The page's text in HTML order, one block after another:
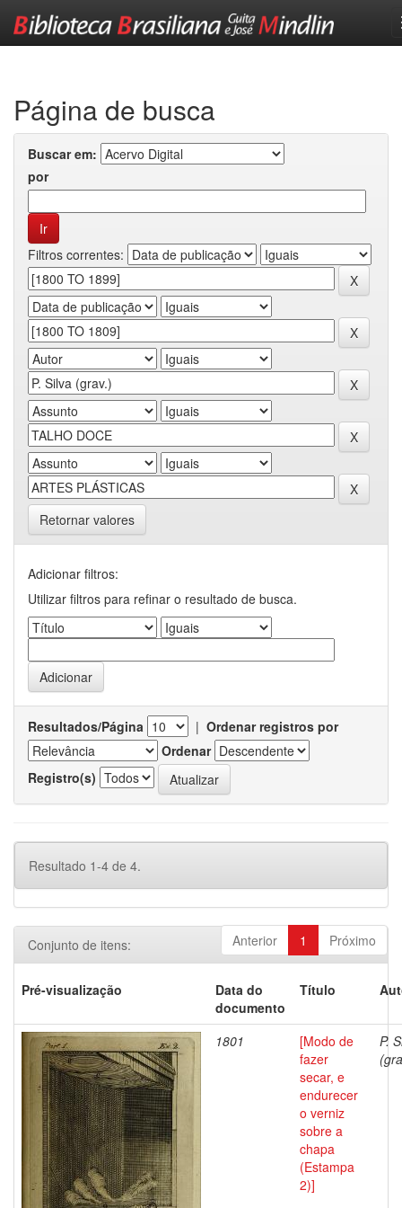
Página de busca
Buscar em:
por
Filtros correntes:
Retornar valores
Adicionar filtros:
Utilizar filtros para refinar o resultado de busca.
Resultados/Página | Ordenar registros por
Ordenar
Registro(s)
Resultado 1-4 de 4.
Anterior 1 Próximo
Conjunto de itens:
Pré-visualização
Data do
documento
Título
1801
[Modo de
fazer
secar, e
endurecer
o verniz
sobre a
chapa
(Estampa
2)]
P.